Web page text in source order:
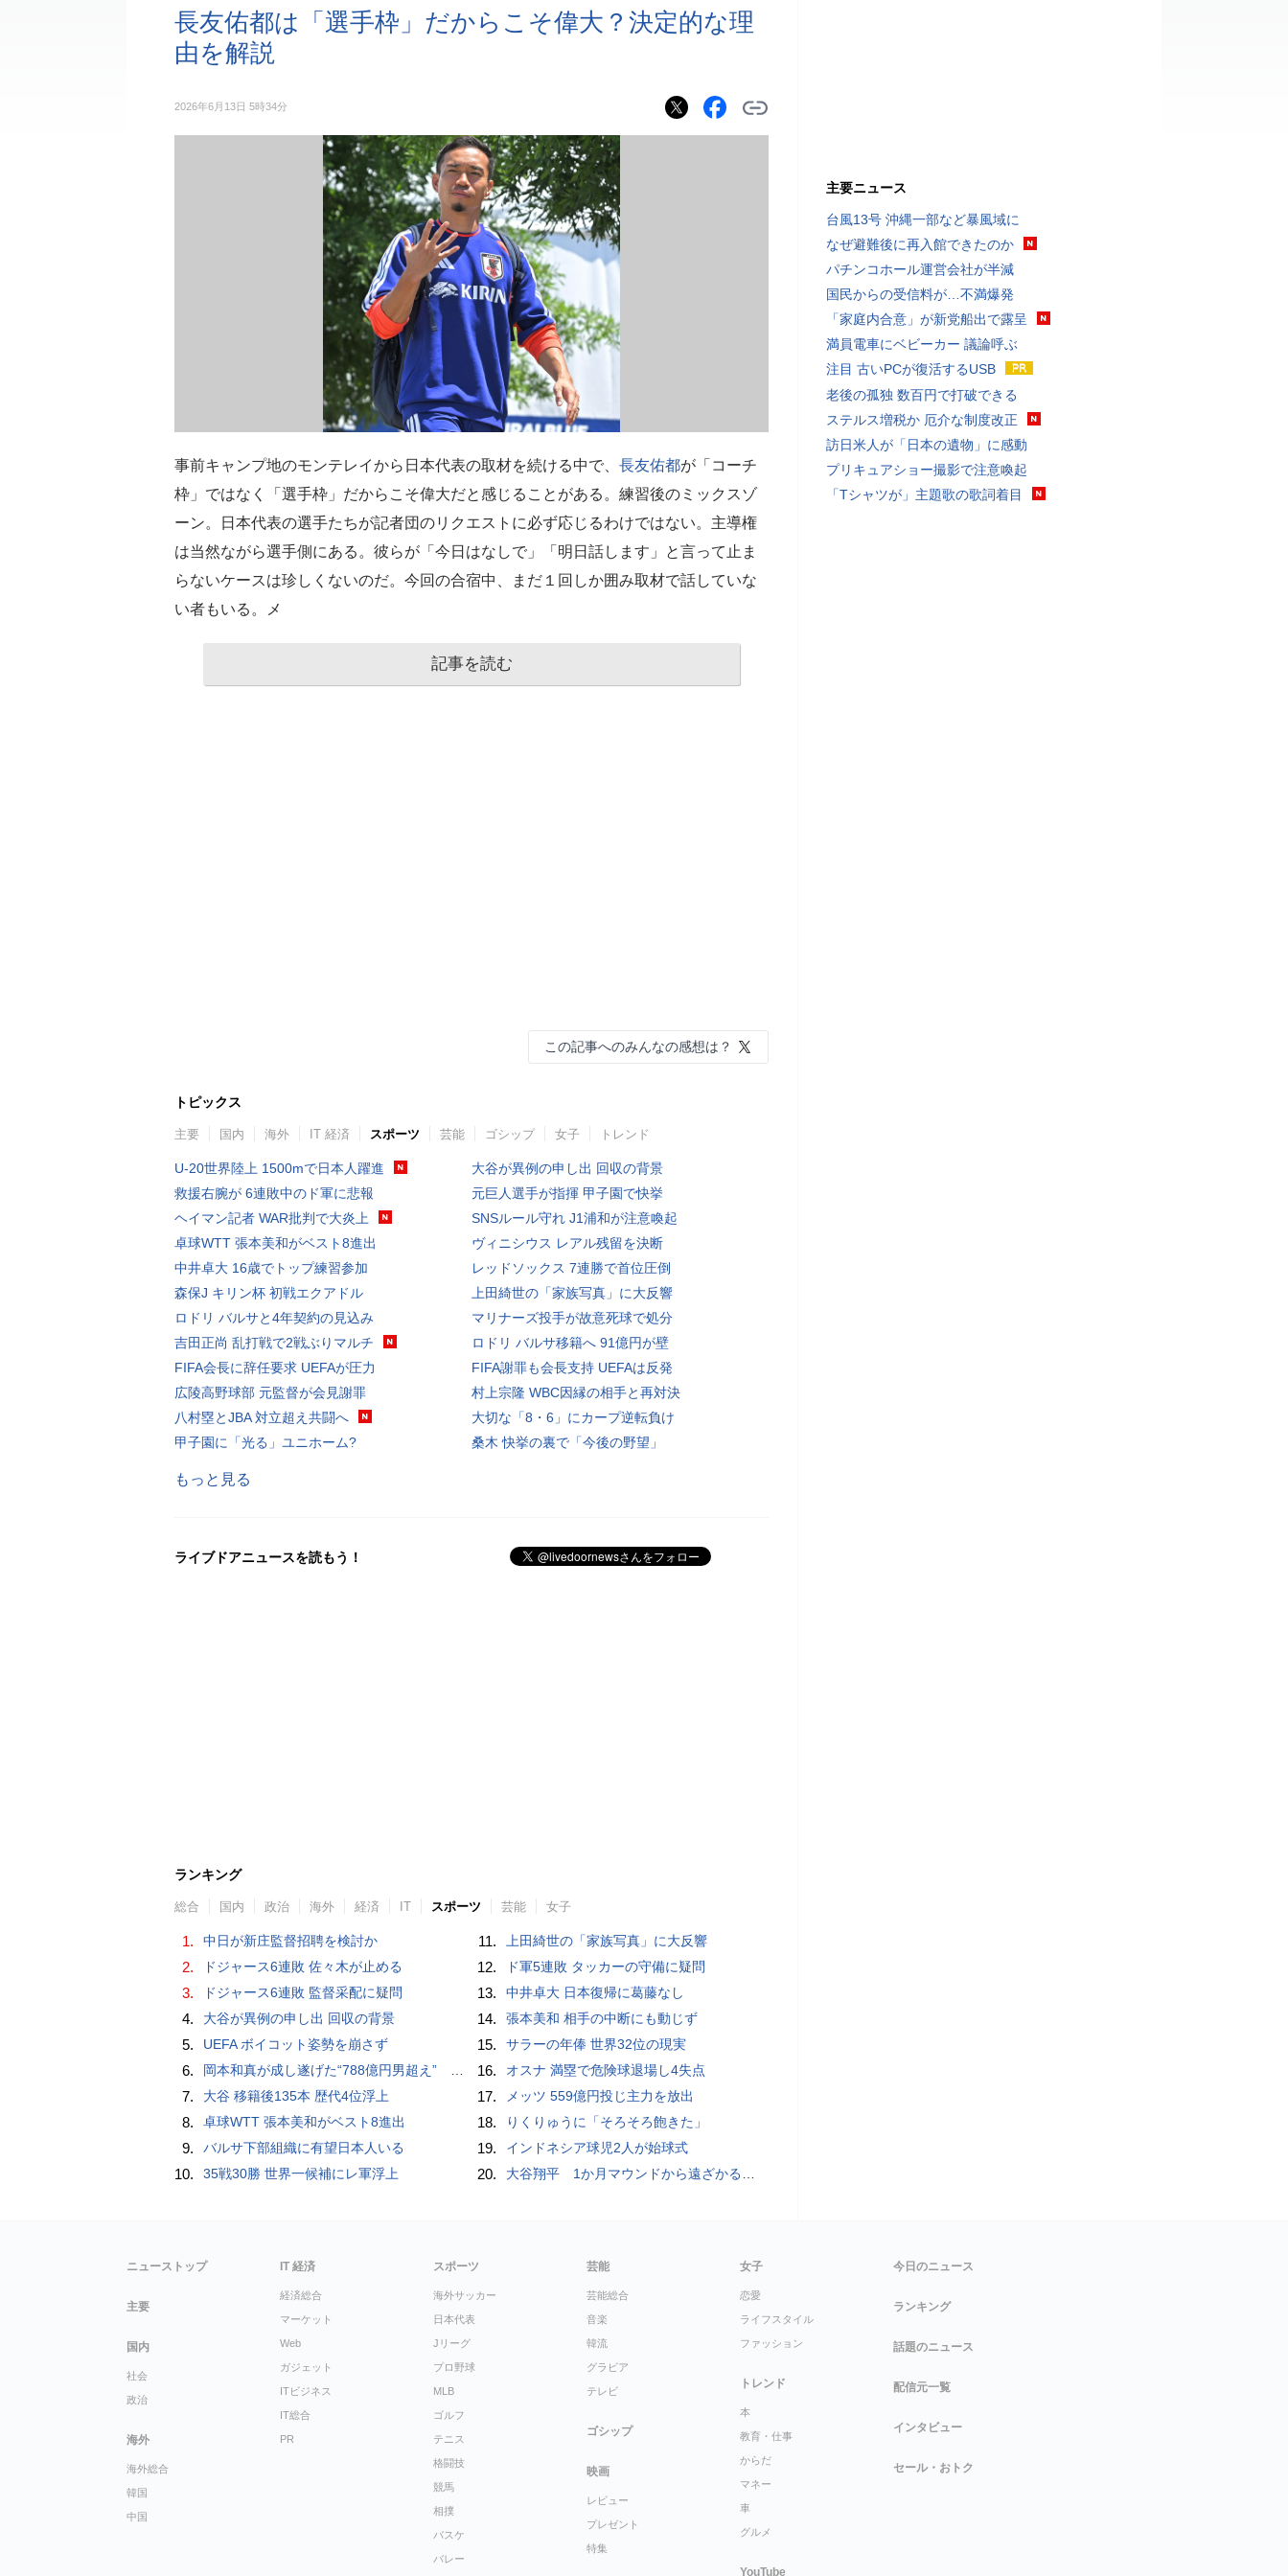
長友佑都は「選手枠」だからこそ偉大？決定的な理
由を解説
2026年6月13日 5時34分
事前キャンプ地のモンテレイから日本代表の取材を続ける中で、 長友佑都が「コーチ
枠」ではなく「選手枠」だからこそ偉大だと感じることがある。練習後のミックスゾ
ーン。日本代表の選手たちが記者団のリクエストに必ず応じるわけではない。主導権
は当然ながら選手側にある。彼らが「今日はなしで」「明日話します」と言って止ま
らないケースは珍しくないのだ。今回の合宿中、まだ１回しか囲み取材で話していな
い者もいる。メ
記事を読む
この記事へのみんなの感想は？
トピックス
主要 国内 海外 IT 経済 スポーツ 芸能 ゴシップ 女子 トレンド
U-20世界陸上 1500mで日本人躍進
救援右腕が 6連敗中のド軍に悲報
ヘイマン記者 WAR批判で大炎上
卓球WTT 張本美和がベスト8進出
中井卓大 16歳でトップ練習参加
森保J キリン杯 初戦エクアドル
ロドリ バルサと4年契約の見込み
吉田正尚 乱打戦で2戦ぶりマルチ
FIFA会長に辞任要求 UEFAが圧力
広陵高野球部 元監督が会見謝罪
八村塁とJBA 対立超え共闘へ
甲子園に「光る」ユニホーム?
大谷が異例の申し出 回収の背景
元巨人選手が指揮 甲子園で快挙
SNSルール守れ J1浦和が注意喚起
ヴィニシウス レアル残留を決断
レッドソックス 7連勝で首位圧倒
上田綺世の「家族写真」に大反響
マリナーズ投手が故意死球で処分
ロドリ バルサ移籍へ 91億円が壁
FIFA謝罪も会長支持 UEFAは反発
村上宗隆 WBC因縁の相手と再対決
大切な「8・6」にカープ逆転負け
桑木 快挙の裏で「今後の野望」
もっと見る
ライブドアニュースを読もう！
ランキング
総合 国内 政治 海外 経済 IT スポーツ 芸能 女子
1. 中日が新庄監督招聘を検討か
2. ドジャース6連敗 佐々木が止める
3. ドジャース6連敗 監督采配に疑問
4. 大谷が異例の申し出 回収の背景
5. UEFA ボイコット姿勢を崩さず
6. 岡本和真が成し遂げた“788億円男超え” いつのまにか「3位」…見据える球団記録更新
7. 大谷 移籍後135本 歴代4位浮上
8. 卓球WTT 張本美和がベスト8進出
9. バルサ下部組織に有望日本人いる
10. 35戦30勝 世界一候補にレ軍浮上
11. 上田綺世の「家族写真」に大反響
12. ド軍5連敗 タッカーの守備に疑問
13. 中井卓大 日本復帰に葛藤なし
14. 張本美和 相手の中断にも動じず
15. サラーの年俸 世界32位の現実
16. オスナ 満塁で危険球退場し4失点
17. メッツ 559億円投じ主力を放出
18. りくりゅうに「そろそろ飽きた」
19. インドネシア球児2人が始球式
20. 大谷翔平 1か月マウンドから遠ざかる中で打撃好調「しっかり反応できている」 今季初“1試合2発”で25･26号 打率も3割目前
主要ニュース
台風13号 沖縄一部など暴風域に
なぜ避難後に再入館できたのか
パチンコホール運営会社が半減
国民からの受信料が…不満爆発
「家庭内合意」が新党船出で露呈
満員電車にベビーカー 議論呼ぶ
注目 古いPCが復活するUSB
老後の孤独 数百円で打破できる
ステルス増税か 厄介な制度改正
訪日米人が「日本の遺物」に感動
プリキュアショー撮影で注意喚起
「Tシャツが」主題歌の歌詞着目
ニューストップ
主要
国内
社会
政治
海外
海外総合
韓国
中国
IT 経済
経済総合
マーケット
Web
ガジェット
ITビジネス
IT総合
PR
スポーツ
海外サッカー
日本代表
Jリーグ
プロ野球
MLB
ゴルフ
テニス
格闘技
競馬
相撲
バスケ
バレー
芸能
芸能総合
音楽
韓流
グラビア
テレビ
ゴシップ
映画
レビュー
プレゼント
特集
女子
恋愛
ライフスタイル
ファッション
トレンド
本
教育・仕事
からだ
マネー
車
グルメ
YouTube
今日のニュース
ランキング
話題のニュース
配信元一覧
インタビュー
セール・おトク